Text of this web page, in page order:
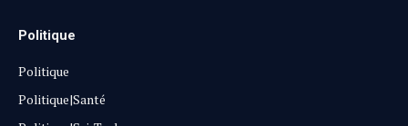
Politique
Politique
Politique|Santé